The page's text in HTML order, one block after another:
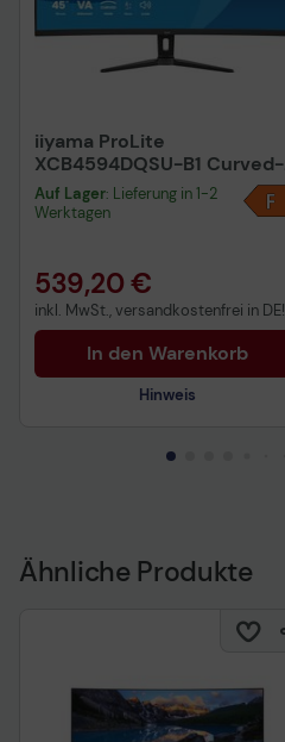
iiyama ProLite
XCB4594DQSU-B1 Curved-
Monitor 113 cm (44,5")
mattschwarz
Auf Lager: Lieferung in 1-2
Werktagen
539,20 €
inkl. MwSt., versandkostenfrei in DE!
In den Warenkorb
Hinweis
Datenverordnung
Ähnliche Produkte